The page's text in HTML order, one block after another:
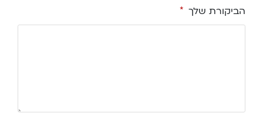
הביקורת שלך *